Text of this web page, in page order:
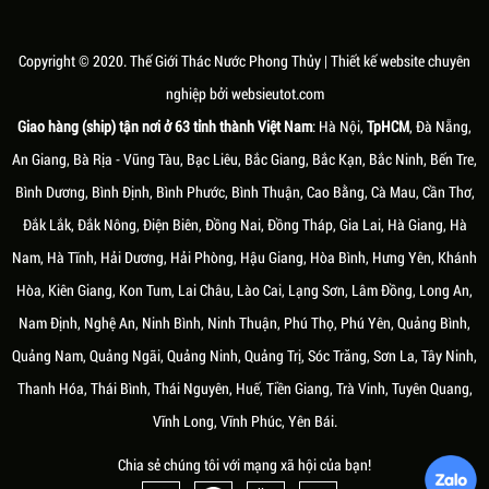
NGUYÊN
Thác nước phong thủy đẹp và có ý
tự nhiên. Ngày nay, chất liệu để làm
thác nước phong thủy đa dạng hơn,
vật liệu nhân tạo với hình dáng đẹp
chuyển lắp đặt ngày càng được khách
hàng ưa chuộng hơn.
Ý NGHĨA
Âm dương, ngũ hành là hai khái niệm
của Trung Hoa. Mỗi người sinh ra sẽ
có một "mạng" khác nhau, tùy theo
năm sinh mà tương ứng với các hành
Thứ sáu, 10/07/2020 Thứ tư, 03/03/2021
Copyright © 2020.Thế Giới Thác Nước Phong Thủy | Thiết kế website chuyên
nghiệp bởiwebsieutot.com
Giao hàng (ship) tận nơi ở 63 tỉnh thành Việt Nam: Hà Nội, TpHCM, Đà Nẵng,
An Giang, Bà Rịa - Vũng Tàu, Bạc Liêu, Bắc Giang, Bắc Kạn, Bắc Ninh, Bến Tre,
Bình Dương, Bình Định, Bình Phước, Bình Thuận, Cao Bằng, Cà Mau, Cần Thơ,
Đắk Lắk, Đắk Nông, Điện Biên, Đồng Nai, Đồng Tháp, Gia Lai, Hà Giang, Hà
Nam, Hà Tĩnh, Hải Dương, Hải Phòng, Hậu Giang, Hòa Bình, Hưng Yên, Khánh
Hòa, Kiên Giang, Kon Tum, Lai Châu, Lào Cai, Lạng Sơn, Lâm Đồng, Long An,
Nam Định, Nghệ An, Ninh Bình, Ninh Thuận, Phú Thọ, Phú Yên, Quảng Bình,
Quảng Nam, Quảng Ngãi, Quảng Ninh, Quảng Trị, Sóc Trăng, Sơn La, Tây Ninh,
Thanh Hóa, Thái Bình, Thái Nguyên, Huế, Tiền Giang, Trà Vinh, Tuyên Quang,
Vĩnh Long, Vĩnh Phúc, Yên Bái.
Chia sẻ chúng tôi với mạng xã hội của bạn!